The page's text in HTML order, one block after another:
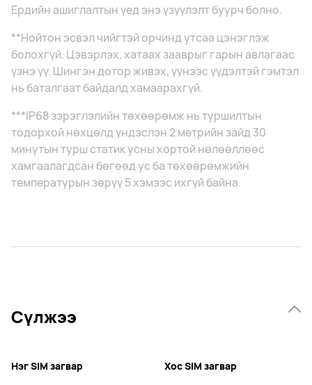
Ердийн ашиглалтын үед энэ үзүүлэлт буурч болно.
**Нойтон эсвэл чийгтэй орчинд утсаа цэнэглэж
болохгүй. Цэвэрлэх, хатаах зааврыг гарын авлагаас
үзнэ үү. Шингэн дотор живэх, үүнээс үүдэлтэй гэмтэл
нь баталгаат байдалд хамаарахгүй.
***IP68 зэрэглэлийн төхөөрөмж нь туршилтын
тодорхой нөхцөлд үндэслэн 2 метрийн зайд 30
минутын турш статик усны хортой нөлөөллөөс
хамгаалагдсан бөгөөд ус ба төхөөрөмжийн
температурын зөрүү 5 хэмээс ихгүй байна.
Сүлжээ
Нэг SIM загвар Хос SIM загвар